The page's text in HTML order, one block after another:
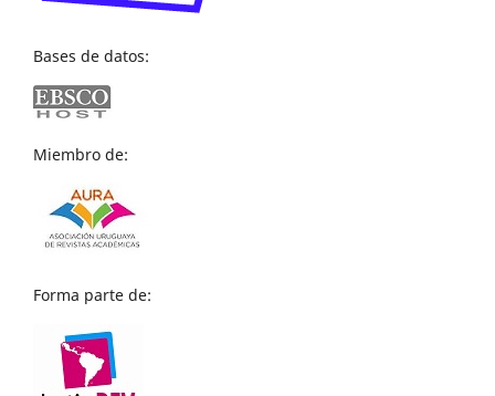
Bases de datos:
Miembro de:
Forma parte de: